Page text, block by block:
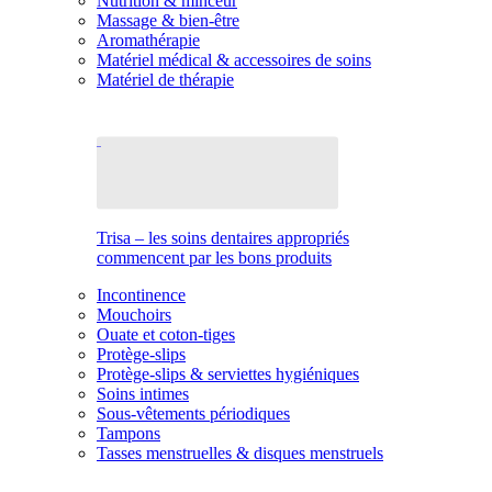
Massage & bien-être
Aromathérapie
Matériel médical & accessoires de soins
Matériel de thérapie
Trisa – les soins dentaires appropriés
commencent par les bons produits
Incontinence
Mouchoirs
Ouate et coton-tiges
Protège-slips
Protège-slips & serviettes hygiéniques
Soins intimes
Sous-vêtements périodiques
Tampons
Tasses menstruelles & disques menstruels